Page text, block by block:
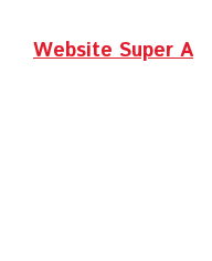
Website Super A